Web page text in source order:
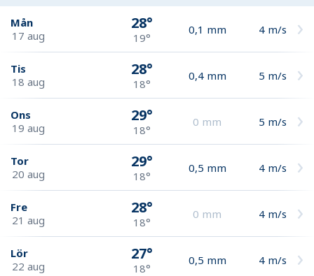
Mån
17 aug
28°
19°
0,1 mm 4 m/s
Tis
18 aug
28°
18°
0,4 mm 5 m/s
Ons
19 aug
29°
18°
0 mm 5 m/s
Tor
20 aug
29°
18°
0,5 mm 4 m/s
Fre
21 aug
28°
18°
0 mm 4 m/s
Lör
22 aug
27°
18°
0,5 mm 4 m/s